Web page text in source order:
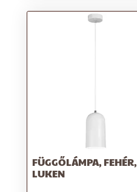
FÜGGŐLÁMPA, FEHÉR,
LUKEN